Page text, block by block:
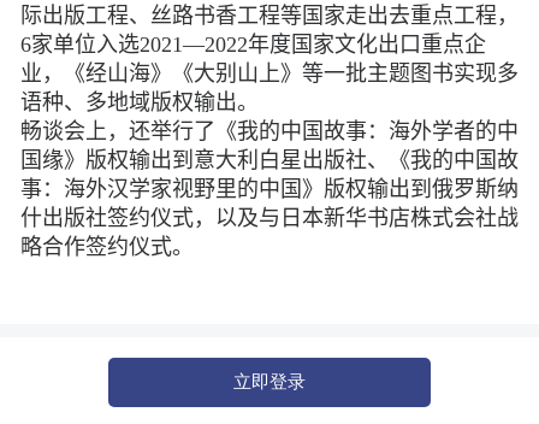
际出版工程、丝路书香工程等国家走出去重点工程，
6家单位入选2021—2022年度国家文化出口重点企
业，《经山海》《大别山上》等一批主题图书实现多
语种、多地域版权输出。
畅谈会上，还举行了《我的中国故事：海外学者的中
国缘》版权输出到意大利白星出版社、《我的中国故
事：海外汉学家视野里的中国》版权输出到俄罗斯纳
什出版社签约仪式，以及与日本新华书店株式会社战
略合作签约仪式。
立即登录